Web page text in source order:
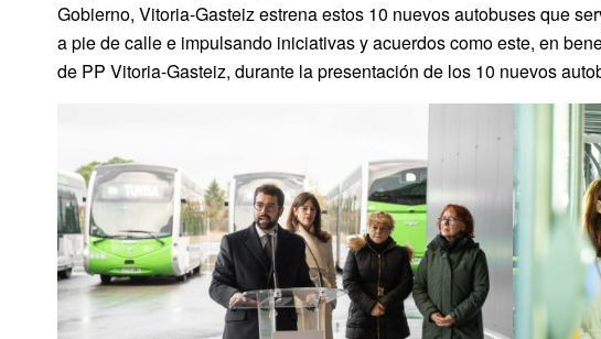
Gobierno, Vitoria-Gasteiz estrena estos 10 nuevos autobuses que
a pie de calle e impulsando iniciativas y acuerdos como este, en
de PP Vitoria-Gasteiz, durante la presentación de los 10 nuevos